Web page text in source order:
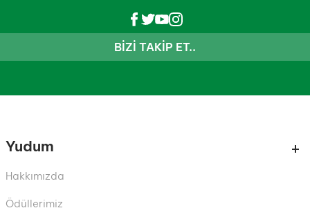
BIZI TAKIP ET..
Yudum
Hakkımızda
Ödüllerimiz